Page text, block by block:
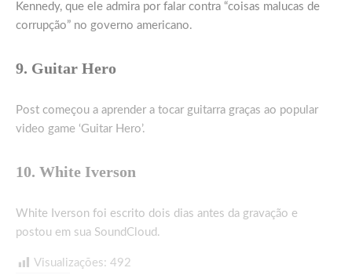
Kennedy, que ele admira por falar contra “coisas malucas de
corrupção” no governo americano.
9. Guitar Hero
Post começou a aprender a tocar guitarra graças ao popular
video game ‘Guitar Hero’.
10. White Iverson
White Iverson foi escrito dois dias antes da gravação e
postou em sua SoundCloud.
Visualizações: 492